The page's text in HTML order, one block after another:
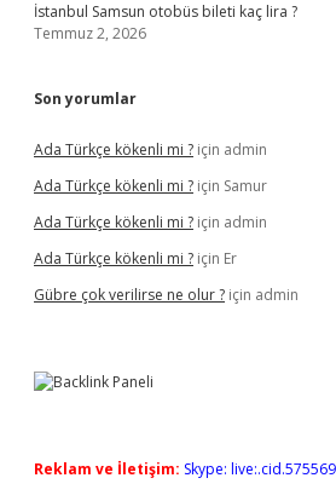
İstanbul Samsun otobüs bileti kaç lira ?
Temmuz 2, 2026
Son yorumlar
Ada Türkçe kökenli mi ? için admin
Ada Türkçe kökenli mi ? için Samur
Ada Türkçe kökenli mi ? için admin
Ada Türkçe kökenli mi ? için Er
Gübre çok verilirse ne olur ? için admin
Reklam ve İletişim: Skype: